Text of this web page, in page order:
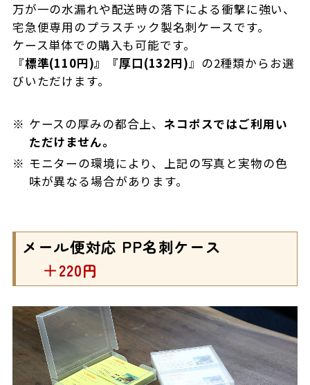
万が一の水漏れや配送時の落下による衝撃に強い、
宅急便専用のプラスチック製名刺ケースです。
ケース単体での購入も可能です。
『標準(110円)』『厚口(132円)』の2種類からお選
びいただけます。
ケースの厚みの都合上、ネコポスではご利用い
ただけません。
モニターの環境により、上記の写真と実物の色
味が異なる場合があります。
メール便対応 PP名刺ケース
＋220円